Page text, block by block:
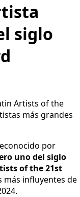
siglo
Artists of the
más grandes
por
uno del siglo
of the 21st
más influyentes de